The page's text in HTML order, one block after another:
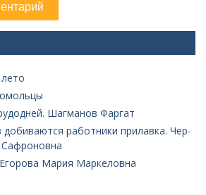
Шагманов Фаргат
добиваются работники прилавка. Чер­
Мария Маркеловна